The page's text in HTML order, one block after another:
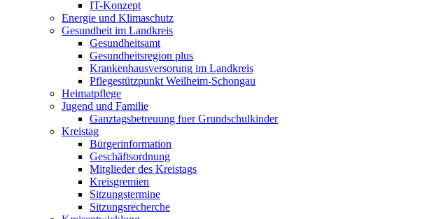
IT-Konzept
Energie und Klimaschutz
Gesundheit im Landkreis
Gesundheitsamt
Gesundheitsregion plus
Krankenhausversorung im Landkreis
Pflegestützpunkt Weilheim-Schongau
Heimatpflege
Jugend und Familie
Ganztagsbetreuung fuer Grundschulkinder
Kreistag
Bürgerinformation
Geschäftsordnung
Mitglieder des Kreistags
Kreisgremien
Sitzungstermine
Sitzungsrecherche